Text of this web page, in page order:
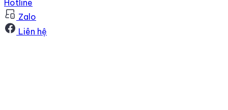
Hotline
Zalo
Liên hệ